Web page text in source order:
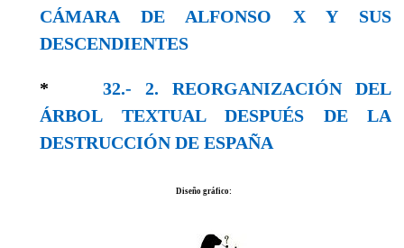
CÁMARA DE ALFONSO X Y SUS
DESCENDIENTES
* 32.- 2. REORGANIZACIÓN DEL
ÁRBOL TEXTUAL DESPUÉS DE LA
DESTRUCCIÓN DE ESPAÑA
Diseño gráfico: